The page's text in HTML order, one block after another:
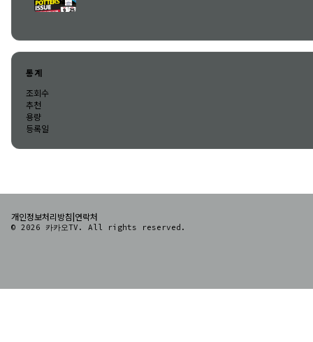
통계
조회수
추천
용량
등록일
개인정보처리방침 연락처
© 2026 카카오TV. All rights reserved.